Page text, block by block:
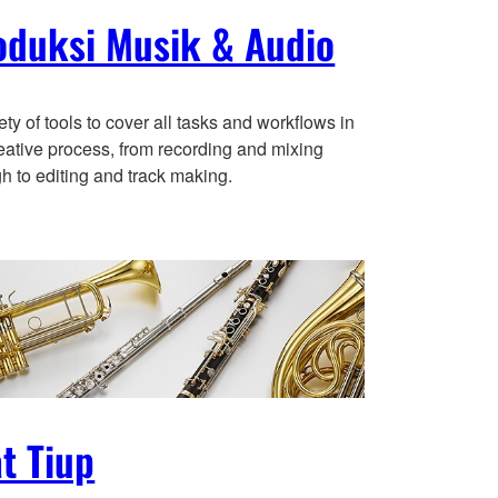
Musik & Audio
of tools to cover all tasks and workflows in
process, from recording and mixing
to editing and track making.
Tiup